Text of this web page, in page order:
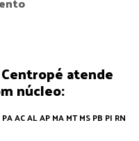
atende
núcleo:
PAACALAPMAMTMSPB PI RN